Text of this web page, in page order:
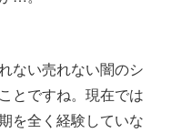
ない売れない闇のシ
とですね。現在では
を全く経験していな